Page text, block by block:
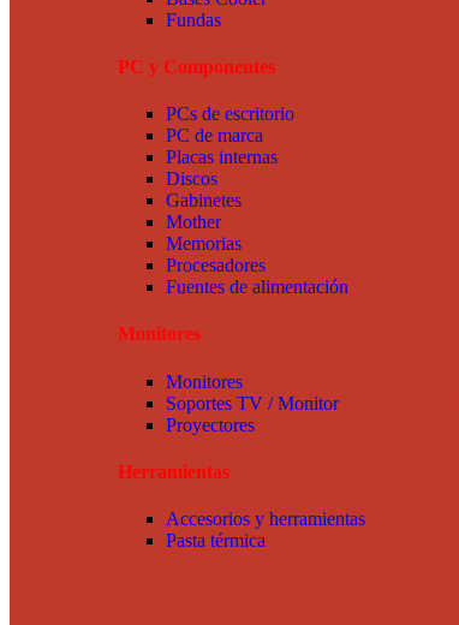
Fundas
PC y Componentes
PCs de escritorio
PC de marca
Placas internas
Discos
Gabinetes
Mother
Memorias
Procesadores
Fuentes de alimentación
Monitores
Monitores
Soportes TV / Monitor
Proyectores
Herramientas
Accesorios y herramientas
Pasta térmica